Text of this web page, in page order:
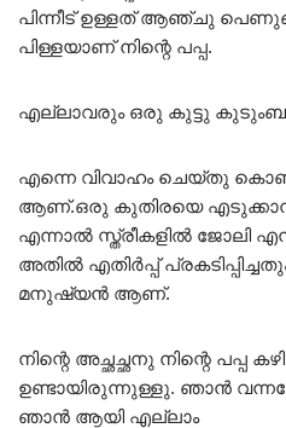
പിന്നീട് ഉള്ളത് ആഞ്ചു
പിള്ളയാണ് നിന്റെ പപ്പ.
എല്ലാവരും ഒരു കുട്ടു
എന്നെ വിവാഹം ചെയ്തു
ആണ്.ഒരു കുതിരയെ
എന്നാൽ സ്ത്രീകളിൽ ജോലി
അതിൽ എതിർപ്പ്
മനുഷ്യൻ ആണ്.
നിന്റെ അച്ഛച്ഛനു നിന്റെ പപ്പ
ഉണ്ടായിരുന്നുള്ളു. ഞാൻ
ഞാൻ ആയി എല്ലാം